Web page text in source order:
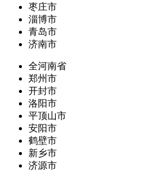
枣庄市
淄博市
青岛市
济南市
全河南省
郑州市
开封市
洛阳市
平顶山市
安阳市
鹤壁市
新乡市
济源市